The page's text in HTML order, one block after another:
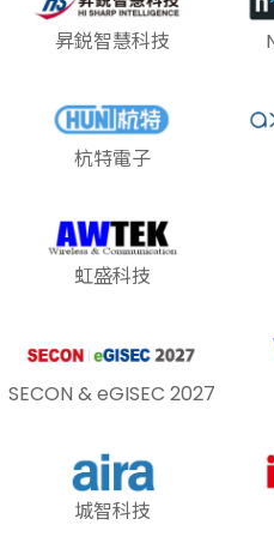
昇鋭智慧科技
杭特電子
虹盛科技
SECON & eGISEC 2027
城智科技